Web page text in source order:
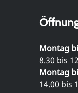
Montag
8.30 bis
Montag
14.00 bis